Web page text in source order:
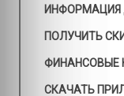
ИНФОРМАЦИЯ
ПОЛУЧИТЬ
ФИНАНСОВЫЕ
СКАЧАТЬ